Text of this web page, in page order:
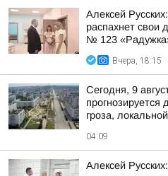
Алексей
распахнет свои
№ 123
Вчера, 18:15
Сегодня, 9
гроза,
04:09
Алексей